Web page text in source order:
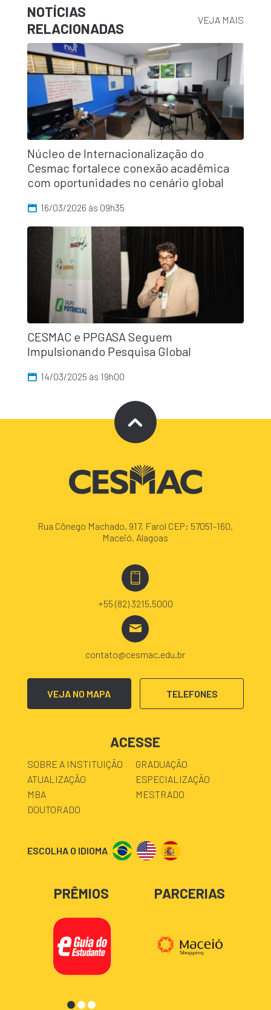
NOTÍCIAS
RELACIONADAS
VEJA MAIS
Núcleo de Internacionalização do
Cesmac fortalece conexão acadêmica
com oportunidades no cenário global
16/03/2026 às 09h35
CESMAC e PPGASA Seguem
Impulsionando Pesquisa Global
14/03/2025 às 19h00
Rua Cônego Machado, 917, Farol CEP: 57051-160,
Maceió, Alagoas
+55 (82) 3215.5000
contato@cesmac.edu.br
VEJA NO MAPA TELEFONES
ACESSE
SOBRE A INSTITUIÇÃO
GRADUAÇÃO
ATUALIZAÇÃO
ESPECIALIZAÇÃO
MBA
MESTRADO
DOUTORADO
ESCOLHA O IDIOMA
PRÊMIOS PARCERIAS